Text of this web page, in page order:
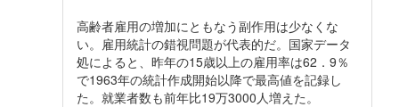
高齢者雇用の増加にともなう副作用は少なくな
い。雇用統計の錯視問題が代表的だ。国家データ
処によると、昨年の15歳以上の雇用率は62．9％
で1963年の統計作成開始以降で最高値を記録し
た。就業者数も前年比19万3000人増えた。